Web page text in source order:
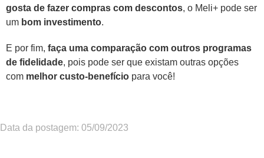
gosta de fazer compras com descontos, o Meli+ pode ser
um bom investimento.
E por fim, faça uma comparação com outros programas
de fidelidade, pois pode ser que existam outras opções
com melhor custo-benefício para você!
Data da postagem: 05/09/2023